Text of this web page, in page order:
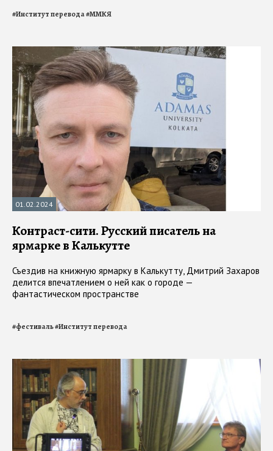
#Институт перевода#ММКЯ
01.02.2024
Контраст-сити. Русский писатель на
ярмарке в Калькутте
Съездив на книжную ярмарку в Калькутту, Дмитрий Захаров
делится впечатлением о ней как о городе —
фантастическом пространстве
#фестиваль#Институт перевода